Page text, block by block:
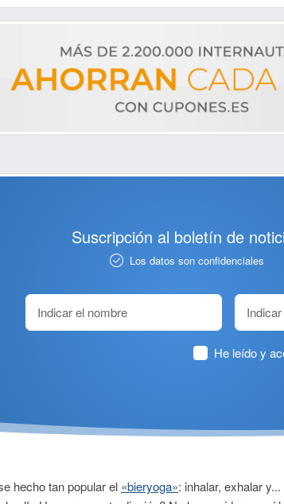
Suscripción al boletín de
Los datos son confidenciales
He leído y
hecho tan popular el «bieryoga»: inhalar, exhalar